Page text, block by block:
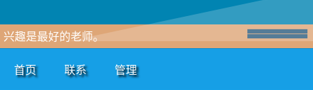
兴趣是最好的老师。
首页 联系 管理